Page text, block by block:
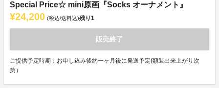
Special Price☆ mini原画『Socks オーナメント』
¥24,200 (税込/送料込)残り1
販売終了
ご提供予定時期：お申し込み後約一ヶ月後に発送予定(額装出来上がり次
第）